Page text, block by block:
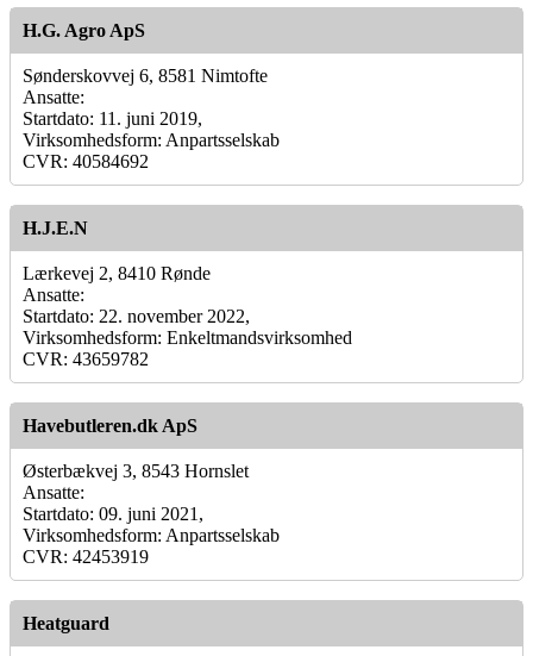
H.G. Agro ApS
Sønderskovvej 6, 8581 Nimtofte
Ansatte:
Startdato: 11. juni 2019,
Virksomhedsform: Anpartsselskab
CVR: 40584692
H.J.E.N
Lærkevej 2, 8410 Rønde
Ansatte:
Startdato: 22. november 2022,
Virksomhedsform: Enkeltmandsvirksomhed
CVR: 43659782
Havebutleren.dk ApS
Østerbækvej 3, 8543 Hornslet
Ansatte:
Startdato: 09. juni 2021,
Virksomhedsform: Anpartsselskab
CVR: 42453919
Heatguard